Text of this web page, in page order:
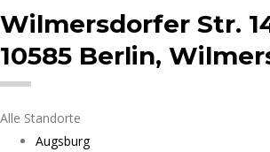
Wilmersdorfer Str.
10585 Berlin,
Alle Standorte
Augsburg